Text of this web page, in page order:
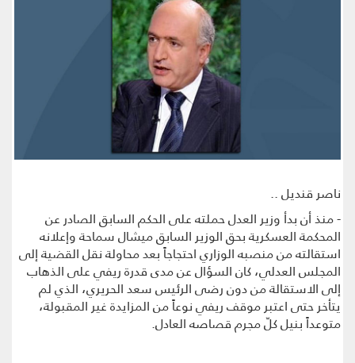
ناصر قنديل ..
- منذ أن بدأ وزير العدل حملته على الحكم السابق الصادر عن
المحكمة العسكرية بحق الوزير السابق ميشال سماحة وإعلانه
استقالته من منصبه الوزاري احتجاجاً بعد محاولة نقل القضية إلى
المجلس العدلي، كان السؤال عن مدى قدرة ريفي على الذهاب
إلى الاستقالة من دون رضى الرئيس سعد الحريري، الذي لم
يتأخر حتى اعتبر موقف ريفي نوعاً من المزايدة غير المقبولة،
متوعداً بنيل كلّ مجرم قصاصه العادل.